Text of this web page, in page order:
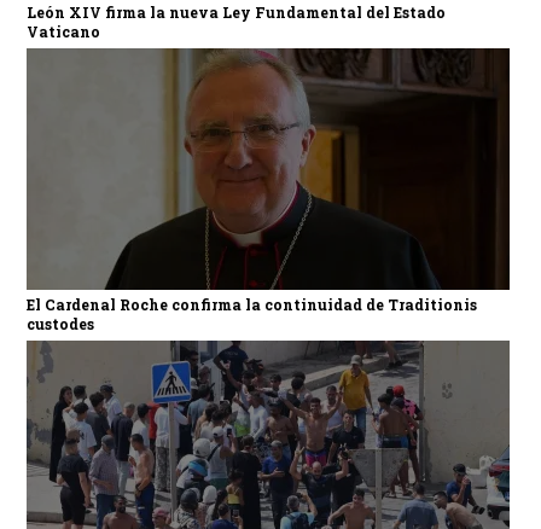
León XIV firma la nueva Ley Fundamental del Estado
Vaticano
El Cardenal Roche confirma la continuidad de Traditionis
custodes